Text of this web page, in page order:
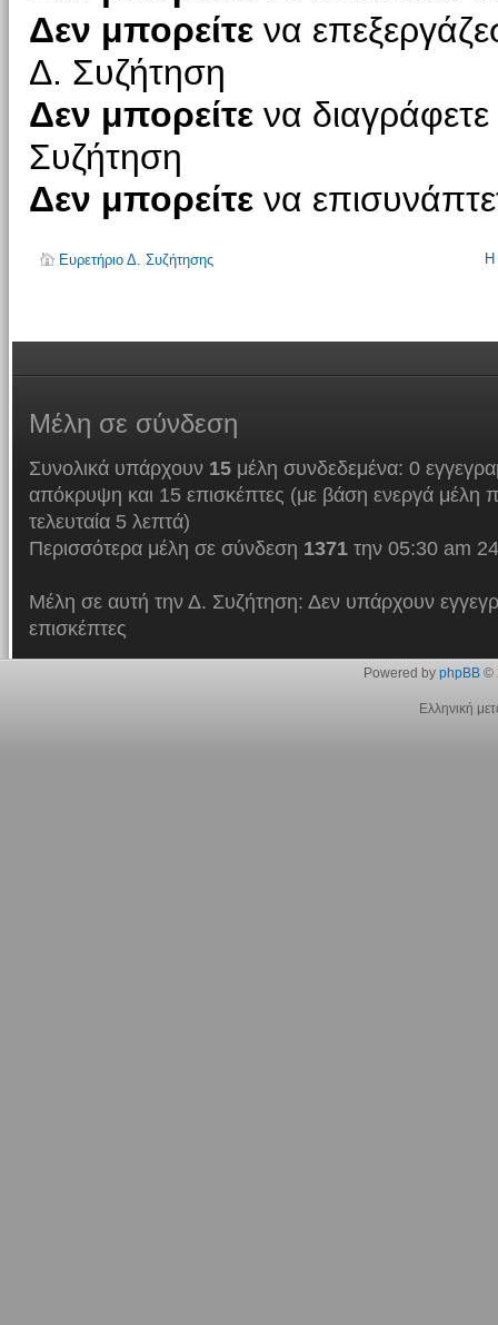
Δεν μπορείτενα
Δ. Συζήτηση
Δεν μπορείτενα διαγράφετε
Συζήτηση
Δεν μπορείτενα
Ευρετήριο Δ. Συζήτησης Η
Μέλη σε σύνδεση
Συνολικά υπάρχουν 15μέλη συνδεδεμένα: 0
απόκρυψη και 15 επισκέπτες (με βάση ενεργά μέλη
τελευταία 5 λεπτά)
Περισσότερα μέλη σε σύνδεση 1371την 05:30 am
Μέλη σε αυτή την Δ. Συζήτηση: Δεν υπάρχουν
επισκέπτες
Powered by phpBB©
Ελληνική